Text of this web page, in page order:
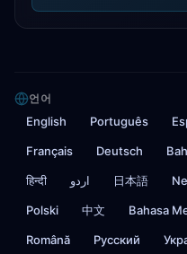
언어
English Português
Français Deutsch
हिन्दी اردو 日本語
Polski 中文 Bahasa
Română Русский